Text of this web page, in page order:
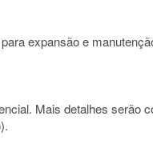
expansão e
Mais detalhes serão